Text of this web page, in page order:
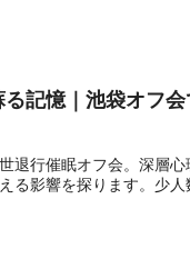
記憶｜池袋オフ
退行催眠オフ会。深層
る影響を探ります。少人